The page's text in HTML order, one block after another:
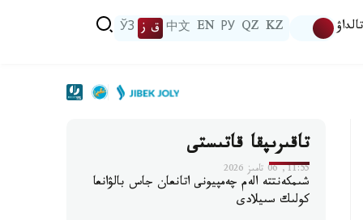
تالداۋ KZ
QZ
РУ
EN
中文 ق ز ЎЗ
تاقىرىپقا قاتىستى
11:55, 06 تامىز 2026
شىمكەنتتە الەم چەمپيونى اتانعان جاس بالۋانعا
كولىك سىيلادى